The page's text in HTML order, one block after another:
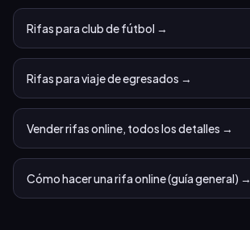
Rifas para club de fútbol →
Rifas para viaje de egresados →
Vender rifas online, todos los detalles →
Cómo hacer una rifa online (guía general) →